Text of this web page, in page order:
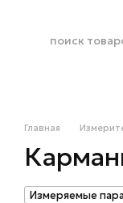
Главная
Измеряемые